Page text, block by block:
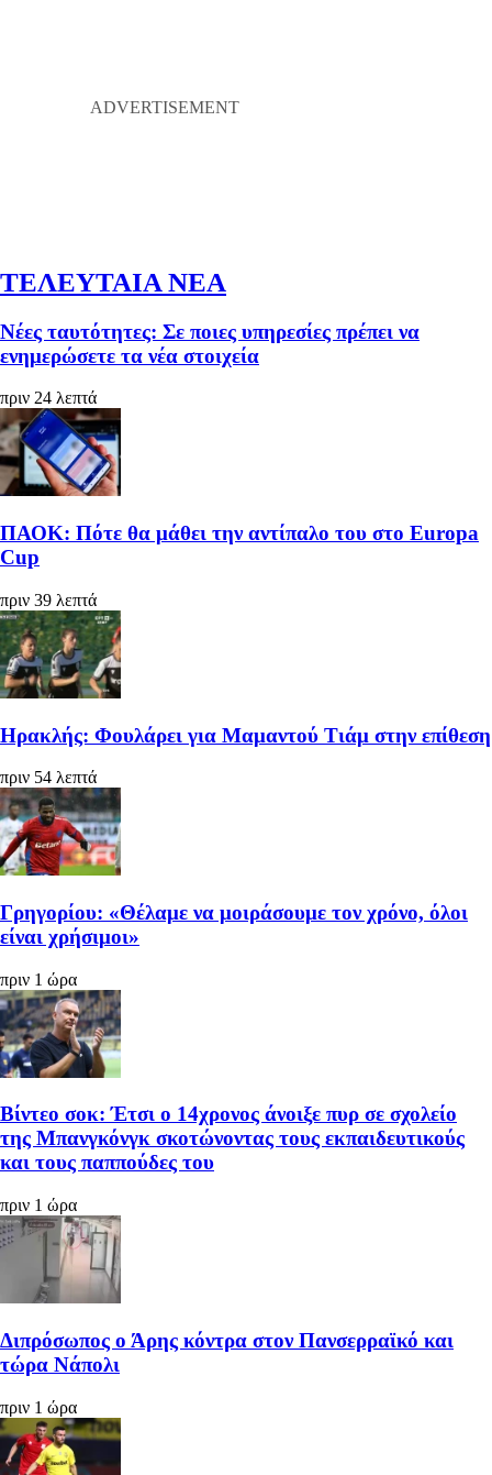
ΤΕΛΕΥΤΑΙΑ ΝΕΑ
Νέες ταυτότητες: Σε ποιες υπηρεσίες πρέπει να
ενημερώσετε τα νέα στοιχεία
πριν 24 λεπτά
ΠΑΟΚ: Πότε θα μάθει την αντίπαλο του στο Europa
Cup
πριν 39 λεπτά
Ηρακλής: Φουλάρει για Μαμαντού Τιάμ στην επίθεση
πριν 54 λεπτά
Γρηγορίου: «Θέλαμε να μοιράσουμε τον χρόνο, όλοι
είναι χρήσιμοι»
πριν 1 ώρα
Βίντεο σοκ: Έτσι ο 14χρονος άνοιξε πυρ σε σχολείο
της Μπανγκόνγκ σκοτώνοντας τους εκπαιδευτικούς
και τους παππούδες του
πριν 1 ώρα
Διπρόσωπος ο Άρης κόντρα στον Πανσερραϊκό και
τώρα Νάπολι
πριν 1 ώρα